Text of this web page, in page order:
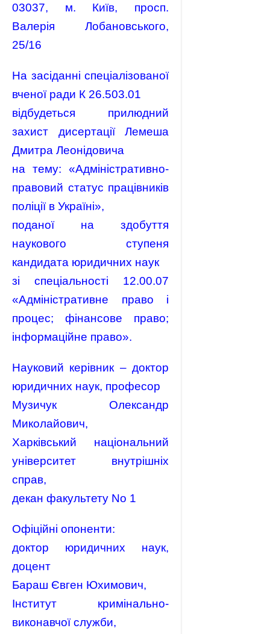
03037, м. Київ, просп.
Валерія Лобановського,
25/16
На засіданні спеціалізованої
вченої ради К 26.503.01
відбудеться прилюдний
захист дисертації Лемеша
Дмитра Леонідовича
на тему: «Адміністративно-
правовий статус працівників
поліції в Україні»,
поданої на здобуття
наукового ступеня
кандидата юридичних наук
зі спеціальності 12.00.07
«Адміністративне право і
процес; фінансове право;
інформаційне право».
Науковий керівник – доктор
юридичних наук, професор
Музичук Олександр
Миколайович,
Харківський національний
університет внутрішніх
справ,
декан факультету No 1
Офіційні опоненти:
доктор юридичних наук,
доцент
Бараш Євген Юхимович,
Інститут кримінально-
виконавчої служби,